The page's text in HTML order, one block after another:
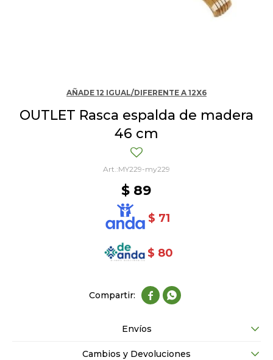
AÑADE 12 IGUAL/DIFERENTE A 12X6
OUTLET Rasca espalda de madera
46 cm
MY229-my229
$ 89
$ 71
$ 80
 
Envíos
Cambios y Devoluciones